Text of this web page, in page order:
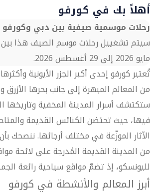
أهلاً بك في كورفو
رحلات موسمية صيفية بين دبي وكورفو
مايو 2026 إلى 29 أغسطس 2026.
تُعتبر كورفو إحدى أكبر الجزر الأيونية
من المعالم المبهرة إلى جانب بحرها الأزرق
ستكتشف أسرار المدينة المخفية وتاريخها
فيها، حيث تحتضن الكنائس القديمة
الآثار الموزّعة في مختلف أرجائها. ننصحك بأن
من المدينة القديمة المُدرجة على لائحة
لليونسكو، إذ تضمّ مواقع سياحية رائعة
أبرز المعالم والأنشطة في كورفو